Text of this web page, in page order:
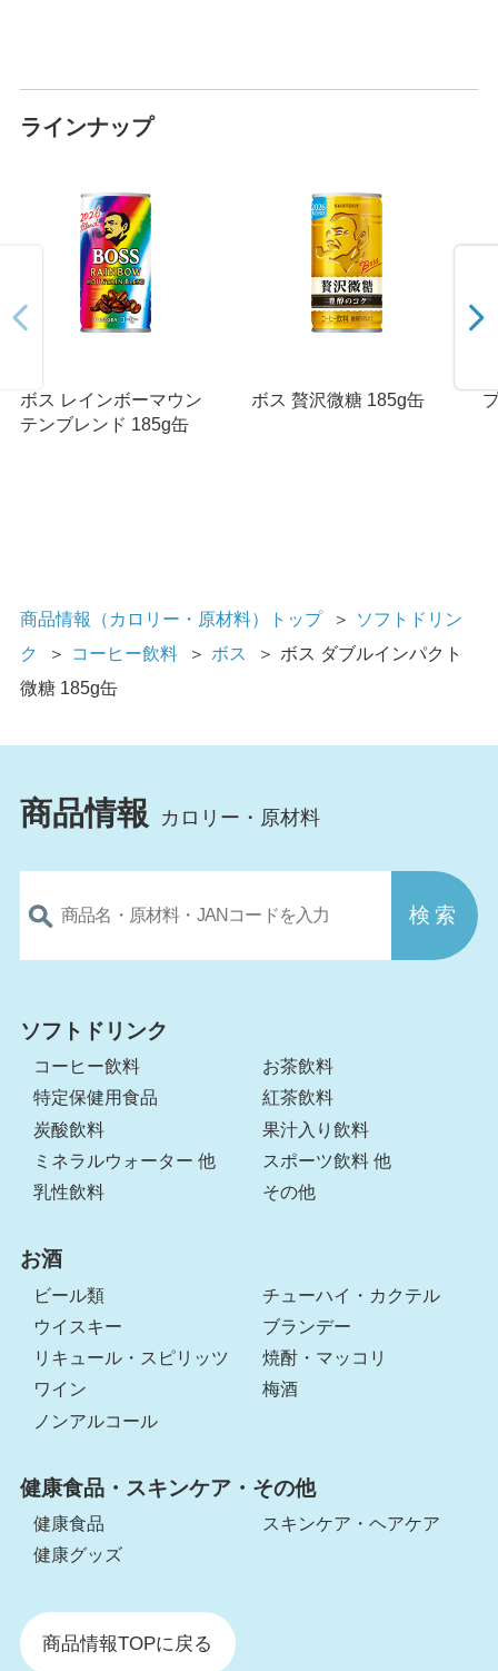
ラインナップ
ボス レインボーマウン
テンブレンド 185g缶
ボス 贅沢微糖 185g缶
商品情報（カロリー・原材料）トップ ＞
ソフトドリン
ク
＞ コーヒー飲料 ＞ ボス ＞ ボス ダブルインパクト
微糖 185g缶
商品情報 カロリー・原材料
ソフトドリンク
コーヒー飲料
お茶飲料
特定保健用食品
紅茶飲料
炭酸飲料
果汁入り飲料
ミネラルウォーター 他
スポーツ飲料 他
乳性飲料
その他
お酒
ビール類
チューハイ・カクテル
ウイスキー
ブランデー
リキュール・スピリッツ
焼酎・マッコリ
ワイン
梅酒
ノンアルコール
健康食品・スキンケア・その他
健康食品
スキンケア・ヘアケア
健康グッズ
商品情報TOPに戻る